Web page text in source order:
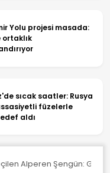
Yolu projesi masada:
ortaklık
sıcak saatler: Rusya
füzelerle
aldı
Alperen Şengün: